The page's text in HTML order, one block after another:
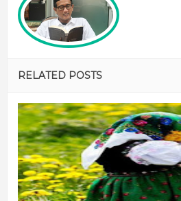
RELATED POSTS